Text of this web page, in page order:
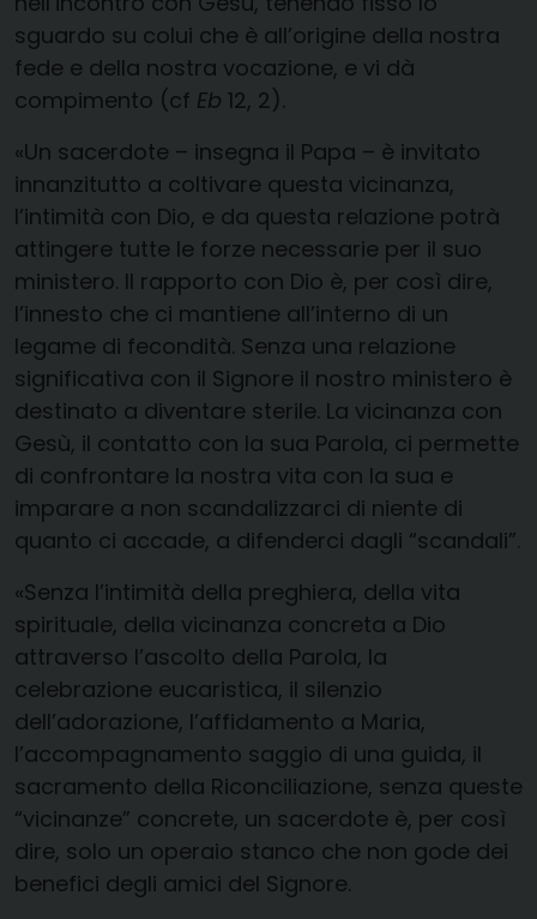
sguardo su colui che è all’origine della nostra
fede e della nostra vocazione, e vi dà
compimento (cf Eb 12, 2).
«Un sacerdote – insegna il Papa – è invitato
innanzitutto a coltivare questa vicinanza,
l’intimità con Dio, e da questa relazione potrà
attingere tutte le forze necessarie per il suo
ministero. Il rapporto con Dio è, per così dire,
l’innesto che ci mantiene all’interno di un
legame di fecondità. Senza una relazione
significativa con il Signore il nostro ministero è
destinato a diventare sterile. La vicinanza con
Gesù, il contatto con la sua Parola, ci permette
di confrontare la nostra vita con la sua e
imparare a non scandalizzarci di niente di
quanto ci accade, a difenderci dagli “scandali”.
«Senza l’intimità della preghiera, della vita
spirituale, della vicinanza concreta a Dio
attraverso l’ascolto della Parola, la
celebrazione eucaristica, il silenzio
dell’adorazione, l’affidamento a Maria,
l’accompagnamento saggio di una guida, il
sacramento della Riconciliazione, senza queste
“vicinanze” concrete, un sacerdote è, per così
dire, solo un operaio stanco che non gode dei
benefici degli amici del Signore.